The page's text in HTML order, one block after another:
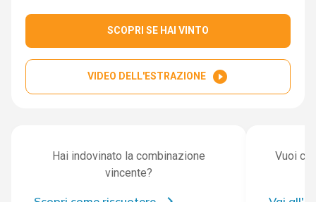
SCOPRI SE HAI VINTO
VIDEO DELL'ESTRAZIONE play_circle_filled
Hai indovinato la combinazione
vincente?
Vuoi